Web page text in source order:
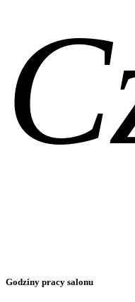
Godziny pracy salonu